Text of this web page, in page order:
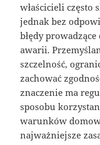
właścicieli często
jednak bez
błędy
awarii.
szczelność,
zachować
znaczenie ma
sposobu
warunków
najważniejsze